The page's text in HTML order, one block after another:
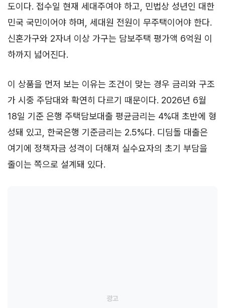
도이다. 접수일 현재 세대주여야 하고, 민법상 성년인 대한
민국 국민이어야 하며, 세대원 전원이 무주택이어야 한다.
신혼가구와 2자녀 이상 가구는 담보주택 평가액 6억원 이
하까지 넓어진다.
이 상품을 먼저 보는 이유는 조건이 맞는 경우 금리와 구조
가 시중 주담대와 확연히 다르기 때문이다. 2026년 6월
18일 기준 은행 주택담보대출 평균금리는 4%대 초반에 형
성돼 있고, 한국은행 기준금리는 2.5%다. 디딤돌 대출은
여기에 정책자금 성격이 더해져 실수요자의 초기 부담을
줄이는 쪽으로 설계돼 있다.